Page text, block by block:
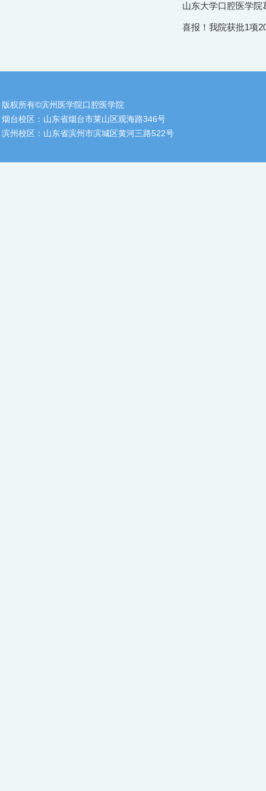
山东大学口腔医学
喜报！我院获批1项
版权所有©滨州医学院口腔医学院
烟台校区：山东省烟台市莱山区观海路346号
滨州校区：山东省滨州市滨城区黄河三路522号